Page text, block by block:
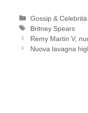
Categorie
Gossip & Celebrità
Tag
Britney Spears
Remy Martin V,
Nuova lavagna